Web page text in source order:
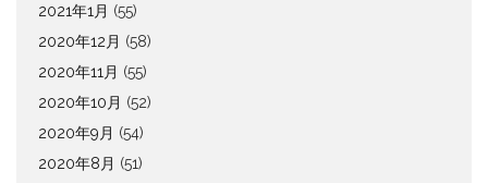
2021年1月 (55)
2020年12月 (58)
2020年11月 (55)
2020年10月 (52)
2020年9月 (54)
2020年8月 (51)